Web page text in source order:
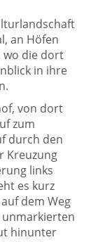
an Höfen
wo die dort
in ihre
von dort
zum
durch den
Kreuzung
links
es kurz
dem Weg
unmarkierten
hinunter